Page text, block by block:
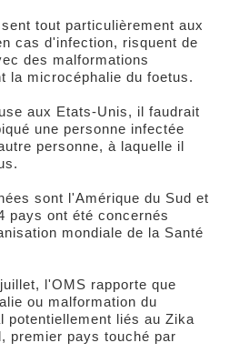
tout particulièrement aux
cas d'infection, risquent de
des malformations
la microcéphalie du foetus.
aux Etats-Unis, il faudrait
une personne infectée
personne, à laquelle il
sont l'Amérique du Sud et
pays ont été concernés
mondiale de la Santé
l'OMS rapporte que
ou malformation du
potentiellement liés au Zika
premier pays touché par